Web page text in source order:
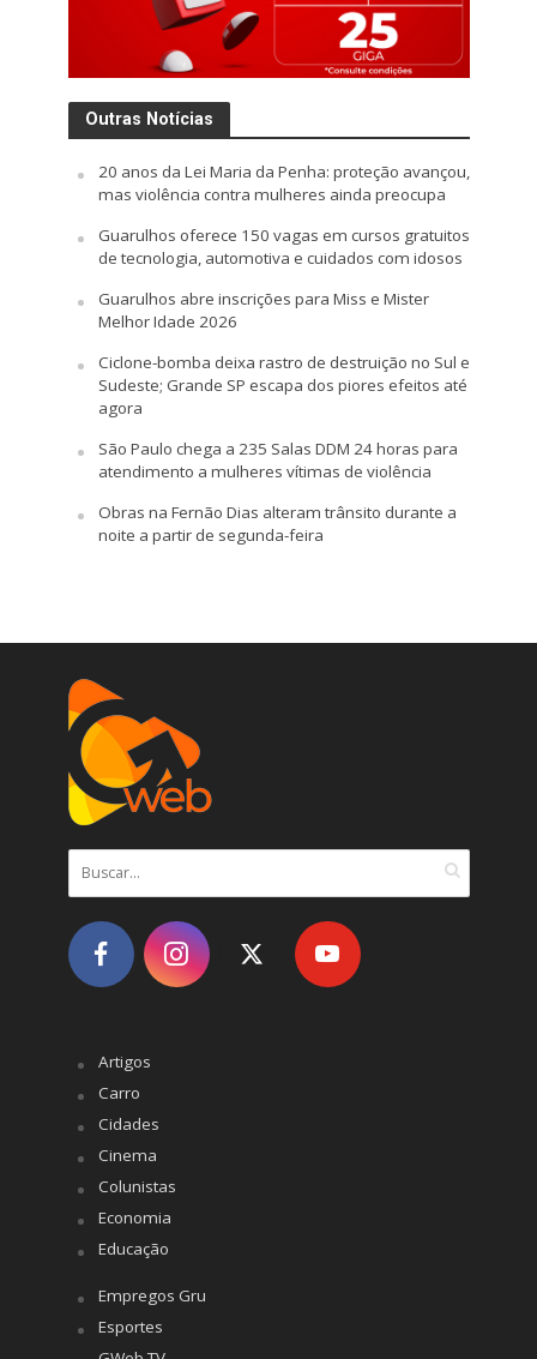
Outras Notícias
20 anos da Lei Maria da Penha: proteção avançou,
mas violência contra mulheres ainda preocupa
Guarulhos oferece 150 vagas em cursos gratuitos
de tecnologia, automotiva e cuidados com idosos
Guarulhos abre inscrições para Miss e Mister
Melhor Idade 2026
Ciclone-bomba deixa rastro de destruição no Sul e
Sudeste; Grande SP escapa dos piores efeitos até
agora
São Paulo chega a 235 Salas DDM 24 horas para
atendimento a mulheres vítimas de violência
Obras na Fernão Dias alteram trânsito durante a
noite a partir de segunda-feira
Artigos
Carro
Cidades
Cinema
Colunistas
Economia
Educação
Empregos Gru
Esportes